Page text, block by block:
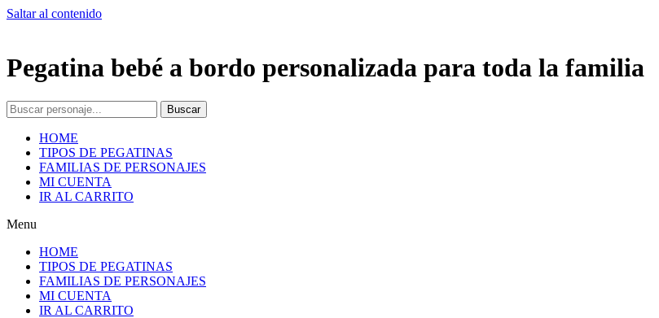
Saltar al contenido
Pegatina bebé a bordo personalizada para toda la familia
Buscar
HOME
TIPOS DE PEGATINAS
FAMILIAS DE PERSONAJES
MI CUENTA
IR AL CARRITO
Menu
HOME
TIPOS DE PEGATINAS
FAMILIAS DE PERSONAJES
MI CUENTA
IR AL CARRITO